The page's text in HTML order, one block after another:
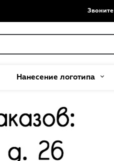
Звоните
Нанесение логотипа